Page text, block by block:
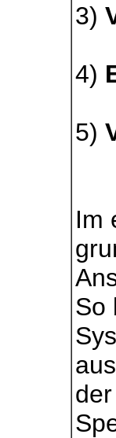
3)
4)
5)
Im
So